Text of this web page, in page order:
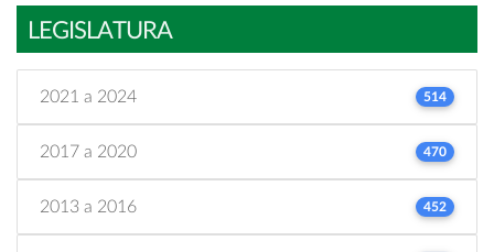
LEGISLATURA
2021 a 2024 514
2017 a 2020 470
2013 a 2016 452